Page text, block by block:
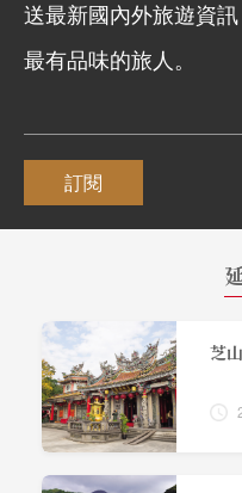
送最新國內外旅遊資
最有品味的旅人。
訂閱
芝